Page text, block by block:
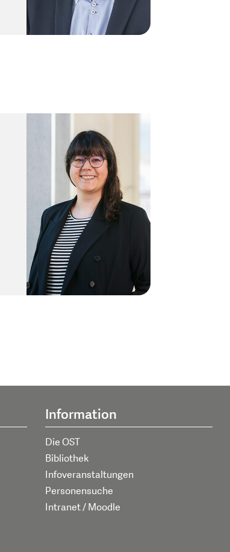
Information
Die OST
Bibliothek
Infoveranstaltungen
Personensuche
Intranet / Moodle